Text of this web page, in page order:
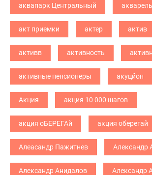
аквапарк Центральный акварель
акт приемки актер актив
активв активность
активные пенсионеры акуцйон
Акция акция 10 000 шагов
акция оБЕРЕГАй акция оберегай
Алеасандр Пажитнев Александр
Александр Анидалов Александр